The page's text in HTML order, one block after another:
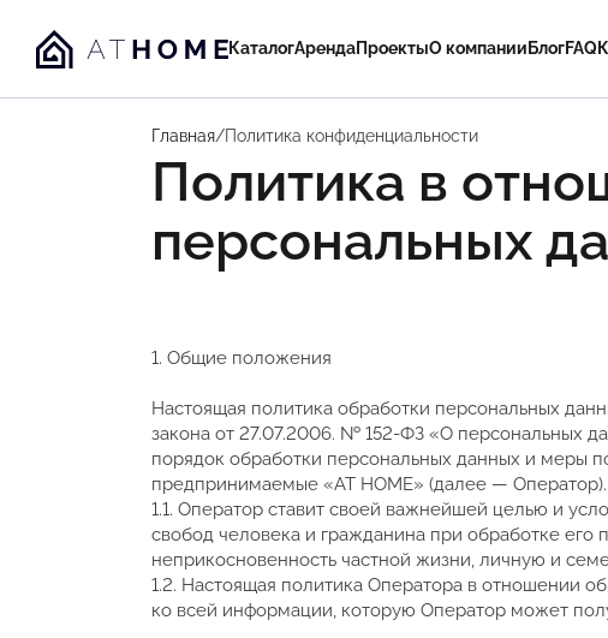
КаталогАрендаПроектыО компании БлогFAQ
Главная/Политика конфиденциальности
Политика в
персональных
1. Общие положения
Настоящая политика обработки персональных
закона от 27.07.2006. № 152-ФЗ «О персональных
порядок обработки персональных данных и меры
предпринимаемые «AT HOME» (далее — Оператор).
1.1. Оператор ставит своей важнейшей целью и
свобод человека и гражданина при обработке
неприкосновенность частной жизни, личную и
1.2. Настоящая политика Оператора в отношении
ко всей информации, которую Оператор может